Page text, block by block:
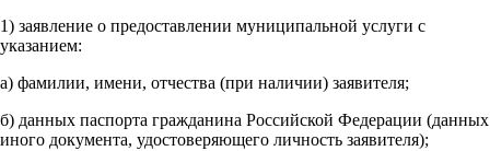
1) заявление о предоставлении муниципальной услуги с
указанием:
а) фамилии, имени, отчества (при наличии) заявителя;
б) данных паспорта гражданина Российской Федерации (данных
иного документа, удостоверяющего личность заявителя);